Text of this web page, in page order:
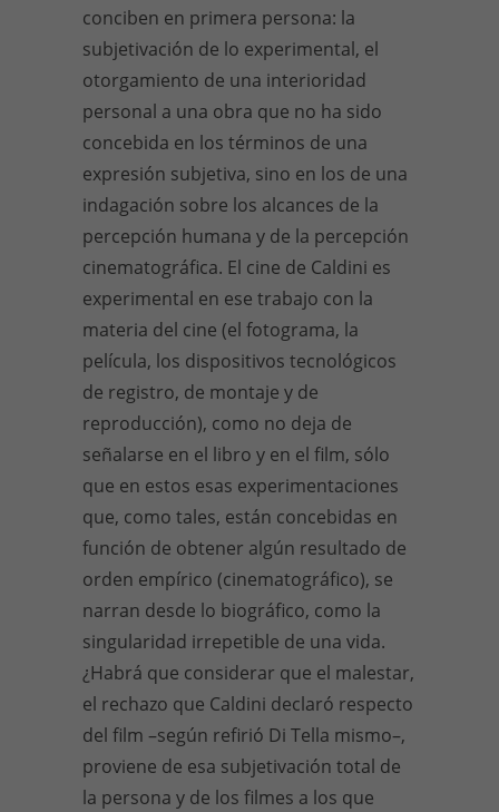
conciben en primera persona: la
subjetivación de lo experimental, el
otorgamiento de una interioridad
personal a una obra que no ha sido
concebida en los términos de una
expresión subjetiva, sino en los de una
indagación sobre los alcances de la
percepción humana y de la percepción
cinematográfica. El cine de Caldini es
experimental en ese trabajo con la
materia del cine (el fotograma, la
película, los dispositivos tecnológicos
de registro, de montaje y de
reproducción), como no deja de
señalarse en el libro y en el film, sólo
que en estos esas experimentaciones
que, como tales, están concebidas en
función de obtener algún resultado de
orden empírico (cinematográfico), se
narran desde lo biográfico, como la
singularidad irrepetible de una vida.
¿Habrá que considerar que el malestar,
el rechazo que Caldini declaró respecto
del film –según refirió Di Tella mismo–,
proviene de esa subjetivación total de
la persona y de los filmes a los que